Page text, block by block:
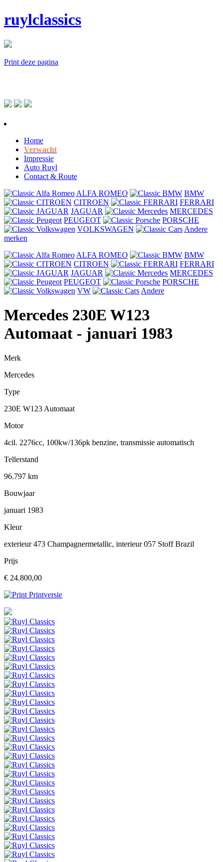
ruylclassics
Print deze pagina
Home
Verwacht
Impressie
Auto Ruyl
Contact & Route
ALFA ROMEO
BMW
CITROEN
FERRARI
JAGUAR
MERCEDES
PEUGEOT
PORSCHE
VOLKSWAGEN
Andere
merken
ALFA ROMEO
BMW
CITROEN
FERRARI
JAGUAR
MERCEDES
PEUGEOT
PORSCHE
VW
Andere
Mercedes 230E W123
Automaat - januari 1983
Merk
Mercedes
Type
230E W123 Automaat
Motor
4cil. 2276cc, 100kw/136pk benzine, transmissie automatisch
Tellerstand
96.797 km
Bouwjaar
januari 1983
Kleur
exterieur 473 Champagnermetallic, interieur 057 Stoff Brazil
Prijs
€ 24.800,00
Printversie